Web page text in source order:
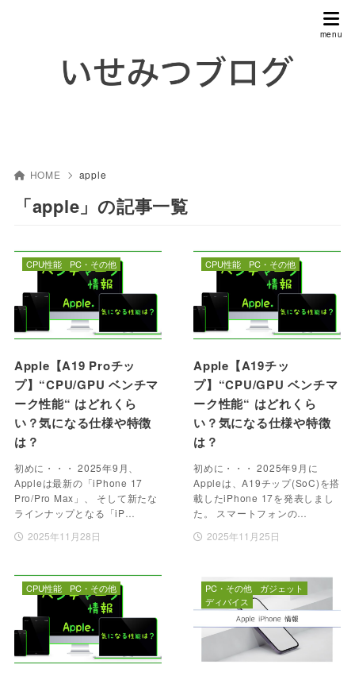
HOME apple
「apple」の記事一覧
Apple【A19 Proチッ
プ】“CPU/GPU ベンチマ
ーク性能“ はどれくら
い？気になる仕様や特徴
は？
初めに・・・ 2025年9月、
Appleは最新の「iPhone 17
Pro/Pro Max」、 そして新たな
ラインナップとなる「iP…
2025年11月28日
CPU性能 PC・その他
Apple【A19チッ
プ】“CPU/GPU ベンチマ
ーク性能“ はどれくら
い？気になる仕様や特徴
は？
初めに・・・ 2025年9月に
Appleは、A19チップ(SoC)を搭
載したiPhone 17を発表しまし
た。 スマートフォンの…
2025年11月25日
CPU性能 PC・その他
CPU性能 PC・その他 PC・その他
ガジェット
ディバイス